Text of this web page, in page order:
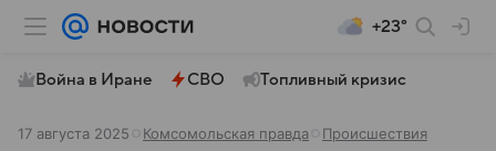
+23°
Война в Иране СВО Топливный кризис
17 августа 2025 Комсомольская правда Происшествия